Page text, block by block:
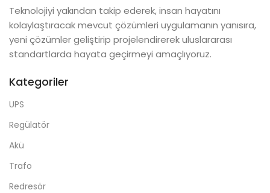
Teknolojiyi yakından takip ederek, insan hayatını
kolaylaştıracak mevcut çözümleri uygulamanın yanısıra,
yeni çözümler geliştirip projelendirerek uluslararası
standartlarda hayata geçirmeyi amaçlıyoruz.
Kategoriler
UPS
Regülatör
Akü
Trafo
Redresör